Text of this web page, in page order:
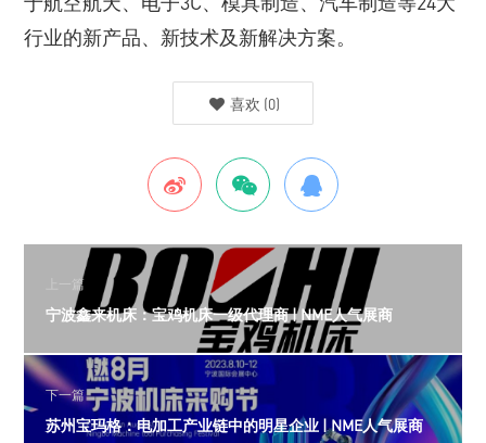
行业的新产品、新技术及新解决方案。
喜欢 (0)
上一篇
宁波鑫来机床：宝鸡机床一级代理商 | NME人气展商
下一篇
苏州宝玛格：电加工产业链中的明星企业 | NME人气展商